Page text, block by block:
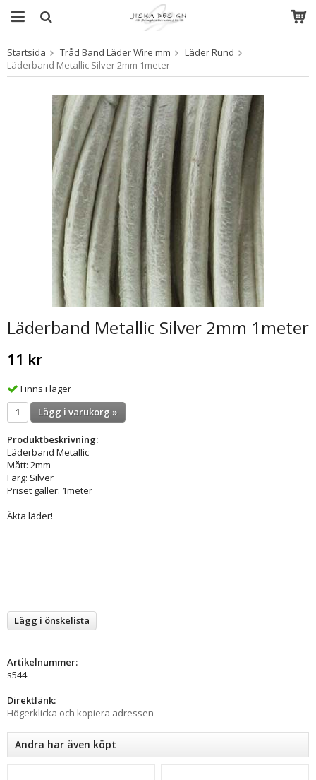
Produkten har blivit tillagd i varukorgen
Startsida Tråd Band Läder Wire mm
Läder Rund
Läderband Metallic Silver 2mm 1meter
Läderband Metallic Silver 2mm 1meter
11 kr
Finns i lager
Lägg i varukorg »
Produktbeskrivning:
Läderband Metallic
Mått: 2mm
Färg: Silver
Priset gäller: 1meter
Äkta läder!
Lägg i önskelista
Artikelnummer:
s544
Direktlänk:
Högerklicka och kopiera adressen
Andra har även köpt